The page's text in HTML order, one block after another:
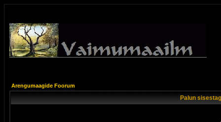
Arengumaagide Foorum
Palun